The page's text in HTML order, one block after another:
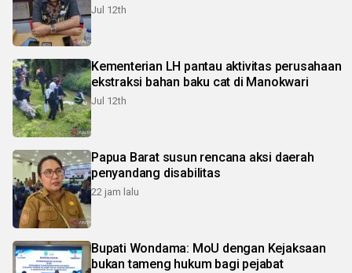
Jul 12th
Kementerian LH pantau aktivitas perusahaan
ekstraksi bahan baku cat di Manokwari
Jul 12th
Papua Barat susun rencana aksi daerah
penyandang disabilitas
22 jam lalu
Bupati Wondama: MoU dengan Kejaksaan
bukan tameng hukum bagi pejabat